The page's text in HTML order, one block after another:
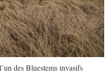
des Bluestems invasifs